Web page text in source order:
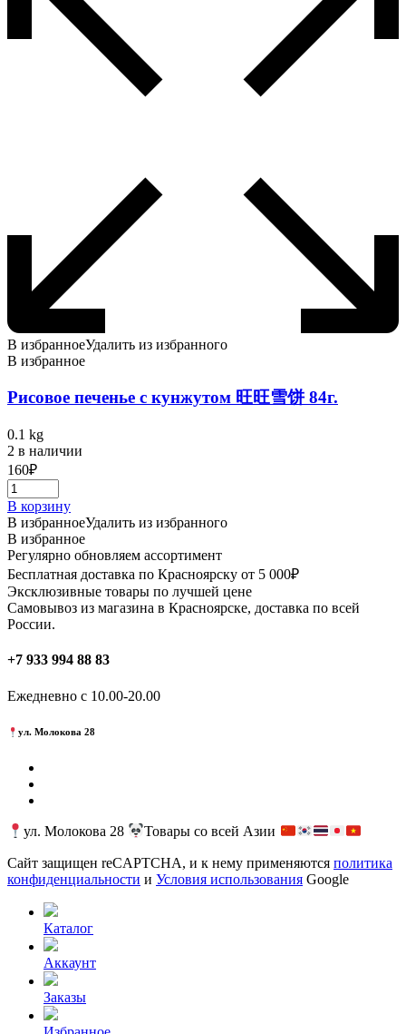
В избранноеУдалить из избранного
В избранное
Рисовое печенье с кунжутом 旺旺雪饼 84г.
0.1 kg
2 в наличии
160₽
В корзину
В избранноеУдалить из избранного
В избранное
Регулярно обновляем ассортимент
Бесплатная доставка по Красноярску от 5 000₽
Эксклюзивные товары по лучшей цене
Самовывоз из магазина в Красноярске, доставка по всей
России.
+7 933 994 88 83
Ежедневно с 10.00-20.00
ул. Молокова 28
ул. Молокова 28
Товары со всей Азии
Сайт защищен reCAPTCHA, и к нему применяются политика
конфиденциальности и Условия использования Google
Каталог
Аккаунт
Заказы